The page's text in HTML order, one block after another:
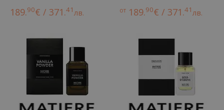
189.90€ / 371.41лв. от 189.90€ / 371.41лв.